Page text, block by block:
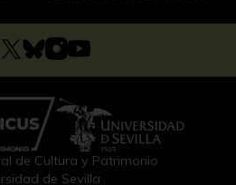
de Cultura y Patrimonio
de Sevilla